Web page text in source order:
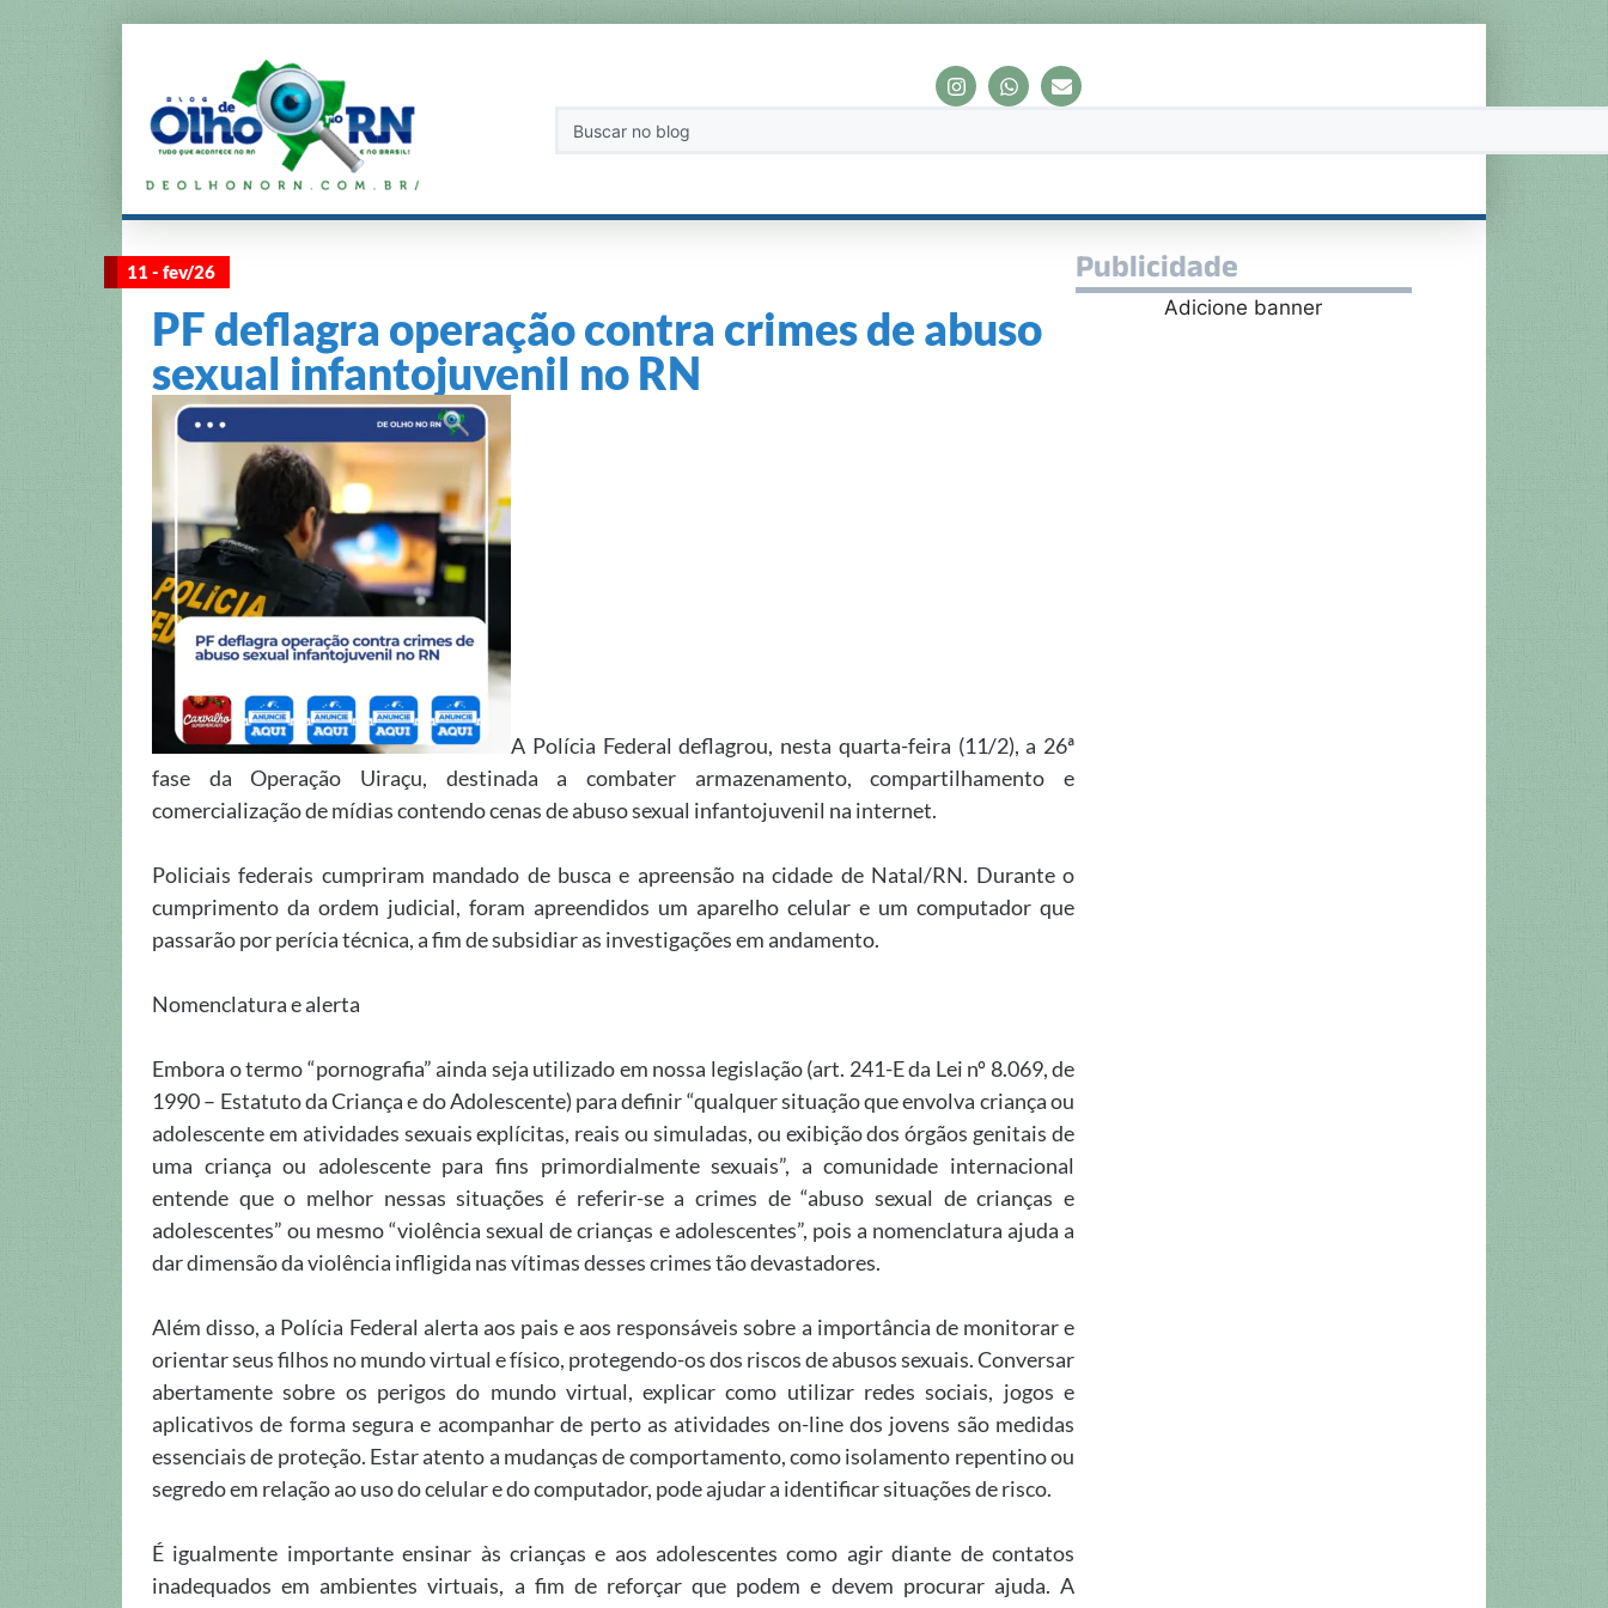
11 - fev/26
PF deflagra operação contra crimes de abuso
sexual infantojuvenil no RN
A Polícia Federal deflagrou, nesta quarta-feira (11/2), a 26ª
fase da Operação Uiraçu, destinada a combater armazenamento, compartilhamento e
comercialização de mídias contendo cenas de abuso sexual infantojuvenil na internet.
Policiais federais cumpriram mandado de busca e apreensão na cidade de Natal/RN. Durante o
cumprimento da ordem judicial, foram apreendidos um aparelho celular e um computador que
passarão por perícia técnica, a fim de subsidiar as investigações em andamento.
Nomenclatura e alerta
Embora o termo “pornografia” ainda seja utilizado em nossa legislação (art. 241-E da Lei nº 8.069, de
1990 – Estatuto da Criança e do Adolescente) para definir “qualquer situação que envolva criança ou
adolescente em atividades sexuais explícitas, reais ou simuladas, ou exibição dos órgãos genitais de
uma criança ou adolescente para fins primordialmente sexuais”, a comunidade internacional
entende que o melhor nessas situações é referir-se a crimes de “abuso sexual de crianças e
adolescentes” ou mesmo “violência sexual de crianças e adolescentes”, pois a nomenclatura ajuda a
dar dimensão da violência infligida nas vítimas desses crimes tão devastadores.
Além disso, a Polícia Federal alerta aos pais e aos responsáveis sobre a importância de monitorar e
orientar seus filhos no mundo virtual e físico, protegendo-os dos riscos de abusos sexuais. Conversar
abertamente sobre os perigos do mundo virtual, explicar como utilizar redes sociais, jogos e
aplicativos de forma segura e acompanhar de perto as atividades on-line dos jovens são medidas
essenciais de proteção. Estar atento a mudanças de comportamento, como isolamento repentino ou
segredo em relação ao uso do celular e do computador, pode ajudar a identificar situações de risco.
É igualmente importante ensinar às crianças e aos adolescentes como agir diante de contatos
inadequados em ambientes virtuais, a fim de reforçar que podem e devem procurar ajuda. A
Publicidade
Adicione banner